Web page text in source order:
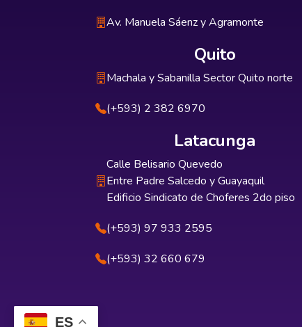
ES
Av. Manuela Sáenz y Agramonte
Quito
Machala y Sabanilla Sector Quito norte
(+593) 2 382 6970
Latacunga
Calle Belisario Quevedo
Entre Padre Salcedo y Guayaquil
Edificio Sindicato de Choferes 2do piso
(+593) 97 933 2595
(+593) 32 660 679